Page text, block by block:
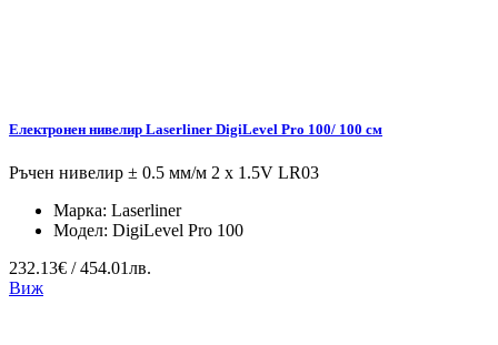
Електронен нивелир Laserliner DigiLevel Pro 100/ 100 см
Ръчен нивелир ± 0.5 мм/м 2 x 1.5V LR03
Марка: Laserliner
Модел: DigiLevel Pro 100
232.13€ / 454.01лв.
Виж